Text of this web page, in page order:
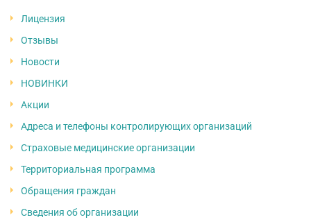
Лицензия
Отзывы
Новости
НОВИНКИ
Акции
Адреса и телефоны контролирующих организаций
Страховые медицинские организации
Территориальная программа
Обращения граждан
Сведения об организации